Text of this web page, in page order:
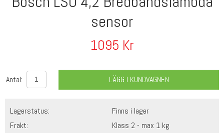
sensor
1095 Kr
Antal: LÄGG I KUNDVAGNEN
Lagerstatus:
Finns i lager
Frakt:
Klass 2 - max 1 kg